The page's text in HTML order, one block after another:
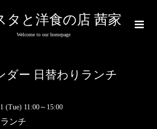
タと洋食の店 茜家
Welcome to our homepage
ダー 日替わりランチ
(Tue) 11:00～15:00
ンチ